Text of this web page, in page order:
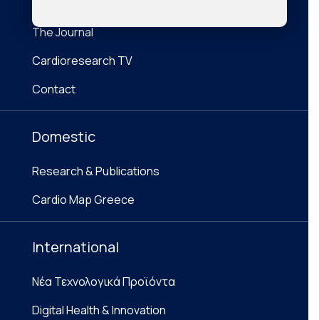
The Journal
Cardioresearch TV
Contact
Domestic
Research & Publications
Cardio Map Greece
International
Νέα Τεχνολογικά Προϊόντα
Digital Health & Innovation